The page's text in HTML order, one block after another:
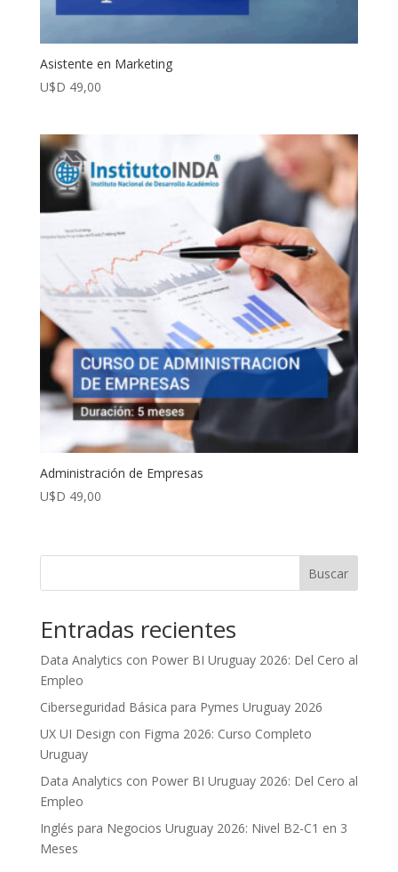
Asistente en Marketing
U$D 49,00
Administración de Empresas
U$D 49,00
Buscar
Entradas recientes
Data Analytics con Power BI Uruguay 2026: Del Cero al
Empleo
Ciberseguridad Básica para Pymes Uruguay 2026
UX UI Design con Figma 2026: Curso Completo
Uruguay
Data Analytics con Power BI Uruguay 2026: Del Cero al
Empleo
Inglés para Negocios Uruguay 2026: Nivel B2-C1 en 3
Meses